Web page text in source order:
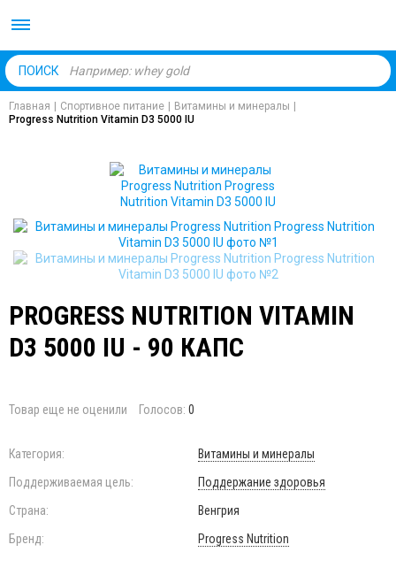
ПОИСК
Главная Спортивное питание Витамины и минералы
Progress Nutrition Vitamin D3 5000 IU
PROGRESS NUTRITION VITAMIN
D3 5000 IU - 90 КАПС
Товар еще не оценили Голосов: 0
Категория:
Витамины и минералы
Поддерживаемая цель:
Поддержание здоровья
Страна:
Венгрия
Бренд:
Progress Nutrition